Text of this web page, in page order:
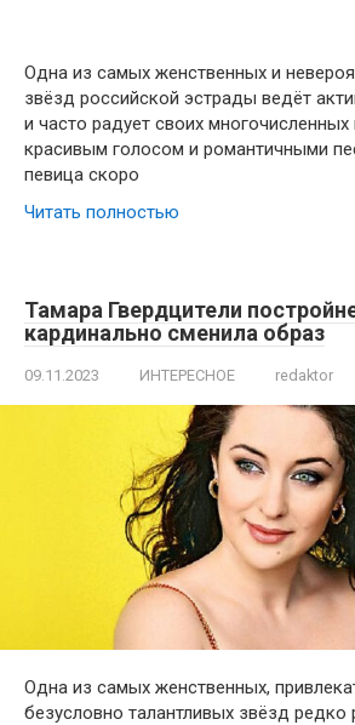
Одна из самых женственных и
звёзд российской эстрады ведёт
и часто радует своих
красивым голосом и романтичными
певица скоро
Читать полностью
Тамара Гвердцители
кардинально сменила образ
09.11.2023 ИНТЕРЕСНОЕ redaktor
Одна из самых женственных,
безусловно талантливых звёзд редко